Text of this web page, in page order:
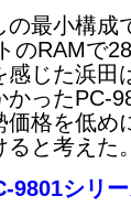
最小構成
のRAMで
感じた浜田
かったPC-
価格を低め
と考えた。
9801シリ